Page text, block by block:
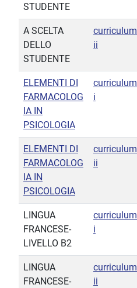
STUDENTE
A SCELTA
DELLO
STUDENTE
curriculum
ii
ELEMENTI DI
FARMACOLOG
IA IN
PSICOLOGIA
curriculum
i
ELEMENTI DI
FARMACOLOG
IA IN
PSICOLOGIA
curriculum
ii
LINGUA
FRANCESE-
LIVELLO B2
curriculum
i
LINGUA
FRANCESE-
curriculum
ii